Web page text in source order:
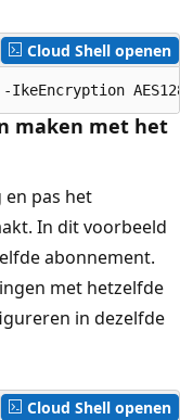
Cloud Shell openen
maken met het
en pas het
In dit voorbeeld
abonnement.
met hetzelfde
in dezelfde
Cloud Shell openen